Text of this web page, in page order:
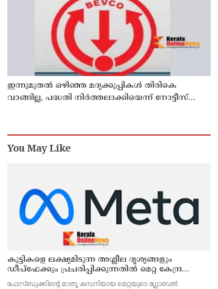
ഇന്നുമുതല്‍ ഒഴിഞ്ഞ മദ്യക്കുപ്പികള്‍ തിരികെ
വാങ്ങില്ല, പദ്ധതി നിര്‍ത്തലാക്കിയെന്ന് നോട്ടീസ്
You May Like
കുട്ടികളെ ലക്ഷ്യമിടുന്ന അശ്ലീല ദൃശ്യങ്ങളും
ഡീപ്ഫേക്കും പ്രചരിപ്പിക്കുന്നതില്‍ മെറ്റ കേന്ദ്രത്തോട്
മാപ്പ് പറഞ്ഞു
ഫേസ്ബുക്കിന്റെ മാതൃ കമ്പനിയായ മെറ്റയുടെ ഗ്ലോബല്‍